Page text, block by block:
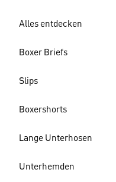
Alles entdecken
Boxer Briefs
Slips
Boxershorts
Lange Unterhosen
Unterhemden